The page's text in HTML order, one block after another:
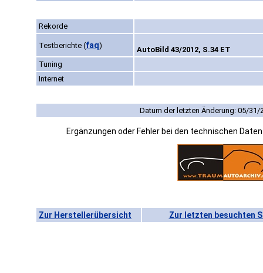
Rekorde
Testberichte (faq)
AutoBild 43/2012, S.34 ET
Tuning
Internet
Datum der letzten Änderung: 05/31/
Ergänzungen oder Fehler bei den technischen
Zur Herstellerübersicht Zur letzten besuchten